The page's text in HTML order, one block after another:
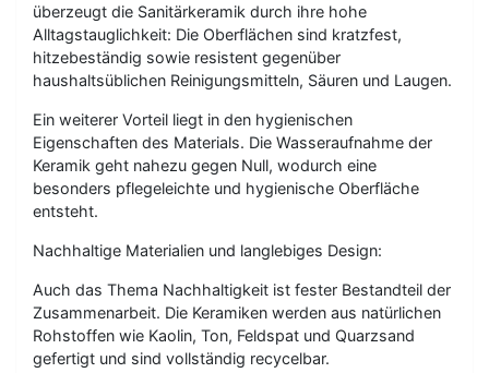
überzeugt die Sanitärkeramik durch ihre hohe
Alltagstauglichkeit: Die Oberflächen sind kratzfest,
hitzebeständig sowie resistent gegenüber
haushaltsüblichen Reinigungsmitteln, Säuren und Laugen.
Ein weiterer Vorteil liegt in den hygienischen
Eigenschaften des Materials. Die Wasseraufnahme der
Keramik geht nahezu gegen Null, wodurch eine
besonders pflegeleichte und hygienische Oberfläche
entsteht.
Nachhaltige Materialien und langlebiges Design:
Auch das Thema Nachhaltigkeit ist fester Bestandteil der
Zusammenarbeit. Die Keramiken werden aus natürlichen
Rohstoffen wie Kaolin, Ton, Feldspat und Quarzsand
gefertigt und sind vollständig recycelbar.